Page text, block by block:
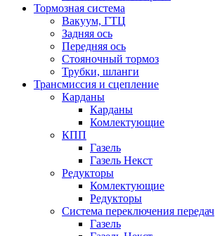
Тормозная система
Вакуум, ГТЦ
Задняя ось
Передняя ось
Стояночный тормоз
Трубки, шланги
Трансмиссия и сцепление
Карданы
Карданы
Комлектующие
КПП
Газель
Газель Некст
Редукторы
Комлектующие
Редукторы
Система переключения передач
Газель